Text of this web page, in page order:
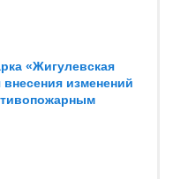
«Жигулевская
изменений